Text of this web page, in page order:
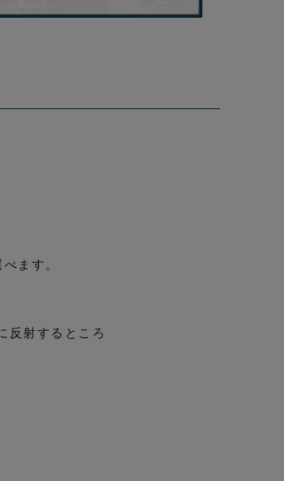
ます。
反射するところ